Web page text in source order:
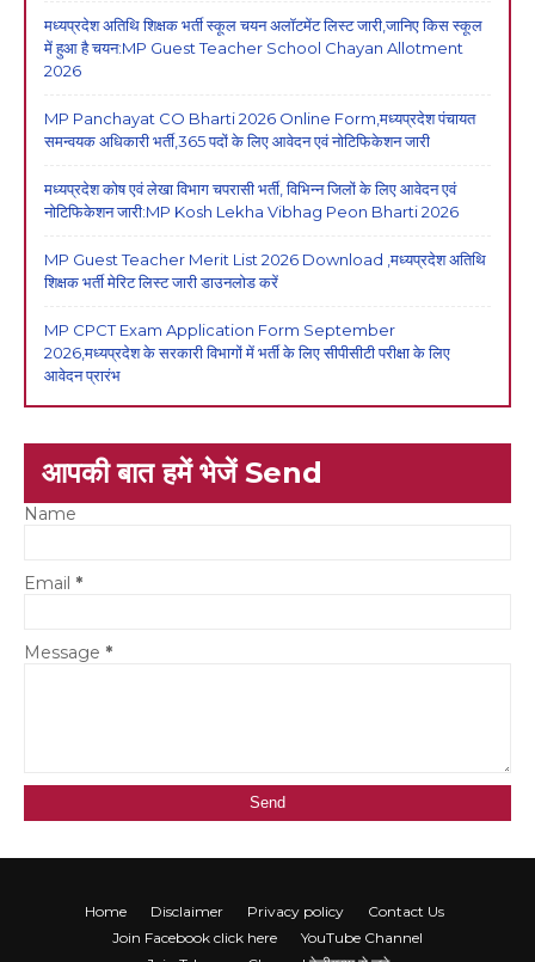
मध्यप्रदेश अतिथि शिक्षक भर्ती स्कूल चयन अलॉटमेंट लिस्ट जारी,जानिए किस स्कूल
में हुआ है चयन:MP Guest Teacher School Chayan Allotment
2026
MP Panchayat CO Bharti 2026 Online Form,मध्यप्रदेश पंचायत
समन्वयक अधिकारी भर्ती,365 पदों के लिए आवेदन एवं नोटिफिकेशन जारी
मध्यप्रदेश कोष एवं लेखा विभाग चपरासी भर्ती, विभिन्न जिलों के लिए आवेदन एवं
नोटिफिकेशन जारी:MP Kosh Lekha Vibhag Peon Bharti 2026
MP Guest Teacher Merit List 2026 Download ,मध्यप्रदेश अतिथि
शिक्षक भर्ती मेरिट लिस्ट जारी डाउनलोड करें
MP CPCT Exam Application Form September
2026,मध्यप्रदेश के सरकारी विभागों में भर्ती के लिए सीपीसीटी परीक्षा के लिए
आवेदन प्रारंभ
आपकी बात हमें भेजें Send
Name
Email *
Message *
Home Disclaimer Privacy policy
Contact Us
Join Facebook click here
YouTube Channel